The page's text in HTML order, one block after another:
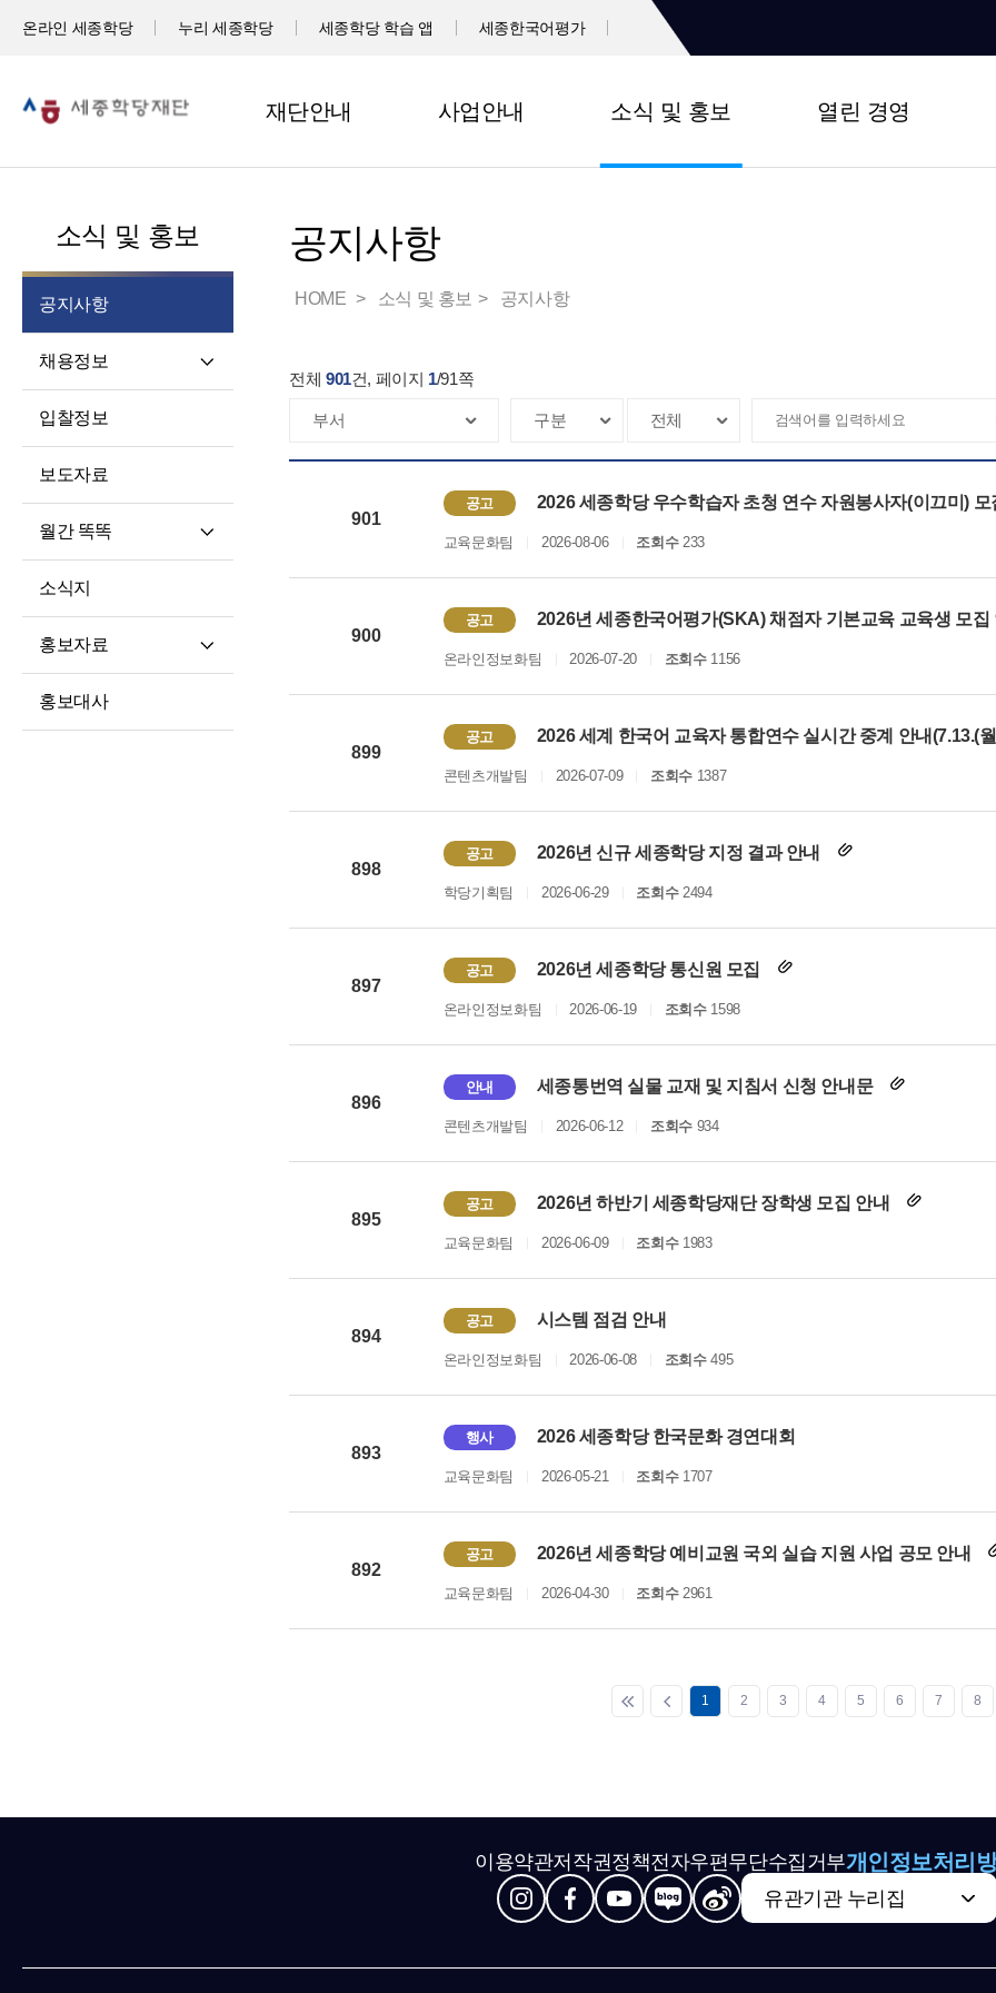
온라인 세종학당 누리 세종학당 세종학당 학습 앱 세종한국어평가
재단안내 사업안내 소식 및 홍보 열린 경영
소식 및 홍보
공지사항
채용정보
입찰정보
보도자료
월간 똑똑
소식지
홍보자료
홍보대사
공지사항
HOME 소식 및 홍보 공지사항
전체 901건, 페이지 1/91쪽
901
공고 2026 세종학당 우수학습자 초청 연수 자원봉사자(이끄미) 모
교육문화팀 2026-08-06 조회수233
900
공고 2026년 세종한국어평가(SKA) 채점자 기본교육 교육생 모집
온라인정보화팀 2026-07-20 조회수1156
899
공고 2026 세계 한국어 교육자 통합연수 실시간 중계 안내(7.13.(
콘텐츠개발팀 2026-07-09 조회수 1387
898
공고 2026년 신규 세종학당 지정 결과 안내
학당기획팀 2026-06-29 조회수2494
897
공고 2026년 세종학당 통신원 모집
온라인정보화팀 2026-06-19 조회수1598
896
안내 세종통번역 실물 교재 및 지침서 신청 안내문
콘텐츠개발팀 2026-06-12 조회수 934
895
공고 2026년 하반기 세종학당재단 장학생 모집 안내
교육문화팀 2026-06-09 조회수1983
894
공고 시스템 점검 안내
온라인정보화팀 2026-06-08 조회수495
893
행사 2026 세종학당 한국문화 경연대회
교육문화팀 2026-05-21 조회수1707
892
공고 2026년 세종학당 예비교원 국외 실습 지원 사업 공모 안내
교육문화팀 2026-04-30 조회수2961
1 2 3 4 5 6 7 8
이용약관저작권정책전자우편무단수집거부개인정보처리
유관기관 누리집